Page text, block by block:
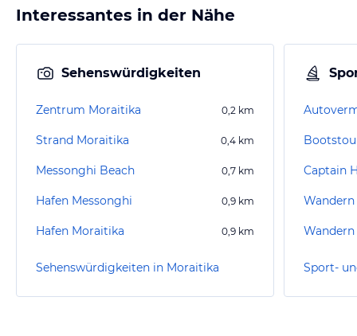
Interessantes in der Nähe
Sehenswürdigkeiten
Zentrum Moraitika 0,2 km
Strand Moraitika 0,4 km
Messonghi Beach 0,7 km
Hafen Messonghi 0,9 km
Hafen Moraitika 0,9 km
Sehenswürdigkeiten in Moraitika
Captain